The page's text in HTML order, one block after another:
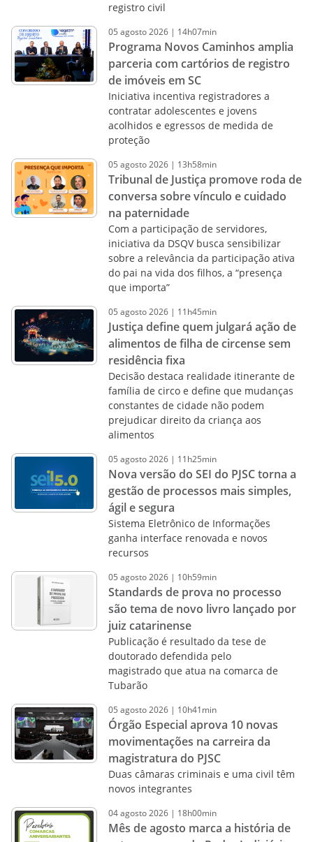
registro civil
05 agosto2026 | 14h07min
Programa Novos Caminhos amplia
parceria com cartórios de registro
de imóveis em SC
Iniciativa incentiva registradores a
contratar adolescentes e jovens
acolhidos e egressos de medida de
proteção
05 agosto2026 | 13h58min
Tribunal de Justiça promove roda de
conversa sobre vínculo e cuidado
na paternidade
Com a participação de servidores,
iniciativa da DSQV busca sensibilizar
sobre a relevância da participação ativa
do pai na vida dos filhos, a “presença
que importa”
05 agosto2026 | 11h45min
Justiça define quem julgará ação de
alimentos de filha de circense sem
residência fixa
Decisão destaca realidade itinerante de
família de circo e define que mudanças
constantes de cidade não podem
prejudicar direito da criança aos
alimentos
05 agosto2026 | 11h25min
Nova versão do SEI do PJSC torna a
gestão de processos mais simples,
ágil e segura
Sistema Eletrônico de Informações
ganha interface renovada e novos
recursos
05 agosto2026 | 10h59min
Standards de prova no processo
são tema de novo livro lançado por
juiz catarinense
Publicação é resultado da tese de
doutorado defendida pelo
magistrado que atua na comarca de
Tubarão
05 agosto2026 | 10h41min
Órgão Especial aprova 10 novas
movimentações na carreira da
magistratura do PJSC
Duas câmaras criminais e uma civil têm
novos integrantes
04agosto2026 | 18h00min
Mês de agosto marca a história de